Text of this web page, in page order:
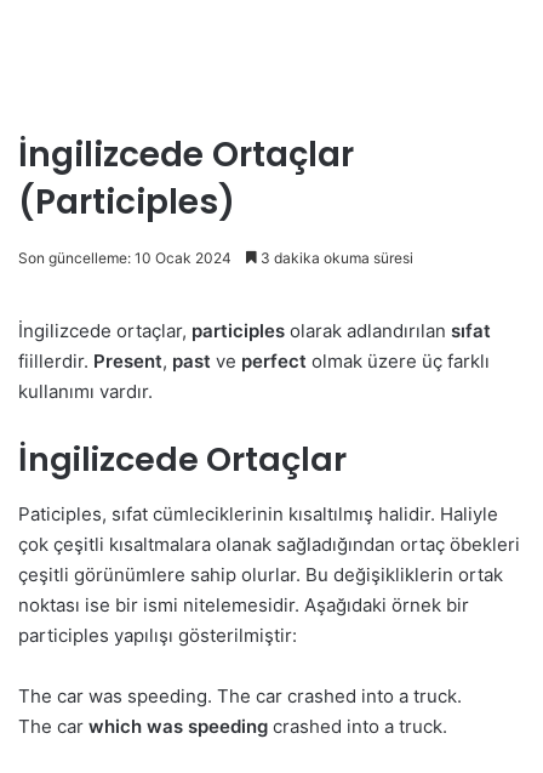
İngilizcede Ortaçlar
(Participles)
Son güncelleme: 10 Ocak 2024 3 dakika okuma süresi
İngilizcede ortaçlar, participles olarak adlandırılan sıfat
fiillerdir. Present, past ve perfect olmak üzere üç farklı
kullanımı vardır.
İngilizcede Ortaçlar
Paticiples, sıfat cümleciklerinin kısaltılmış halidir. Haliyle
çok çeşitli kısaltmalara olanak sağladığından ortaç öbekleri
çeşitli görünümlere sahip olurlar. Bu değişikliklerin ortak
noktası ise bir ismi nitelemesidir. Aşağıdaki örnek bir
participles yapılışı gösterilmiştir:
The car was speeding. The car crashed into a truck.
The car which was speeding crashed into a truck.